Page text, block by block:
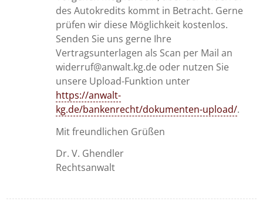
des Autokredits kommt in Betracht. Gerne
prüfen wir diese Möglichkeit kostenlos.
Senden Sie uns gerne Ihre
Vertragsunterlagen als Scan per Mail an
widerruf@anwalt.kg.de oder nutzen Sie
unsere Upload-Funktion unter
https://anwalt-
kg.de/bankenrecht/dokumenten-upload/.
Mit freundlichen Grüßen
Dr. V. Ghendler
Rechtsanwalt